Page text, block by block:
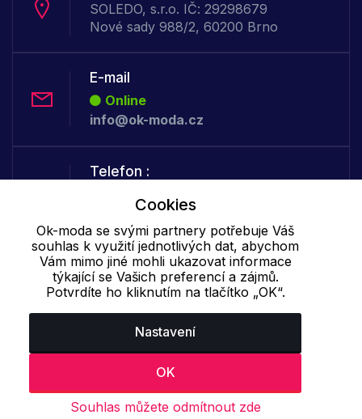
SOLEDO, s.r.o. IČ: 29298679
Nové sady 988/2, 60200 Brno
E-mail
Online
info@ok-moda.cz
Telefon :
+420 702 000 160
Cookie - podrobné nastavení| Další informace|Ochrana osobních
Cookies
Ok-moda se svými partnery potřebuje Váš
souhlas k využití jednotlivých dat, abychom
Vám mimo jiné mohli ukazovat informace
týkající se Vašich preferencí a zájmů.
Potvrdíte ho kliknutím na tlačítko „OK“.
Nastavení
OK
Souhlas můžete odmítnout zde